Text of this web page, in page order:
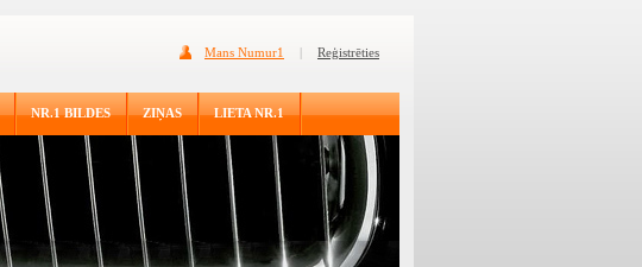
Mans Numur1 | Reģistrēties
NR.1 BILDES ZIŅAS LIETA NR.1